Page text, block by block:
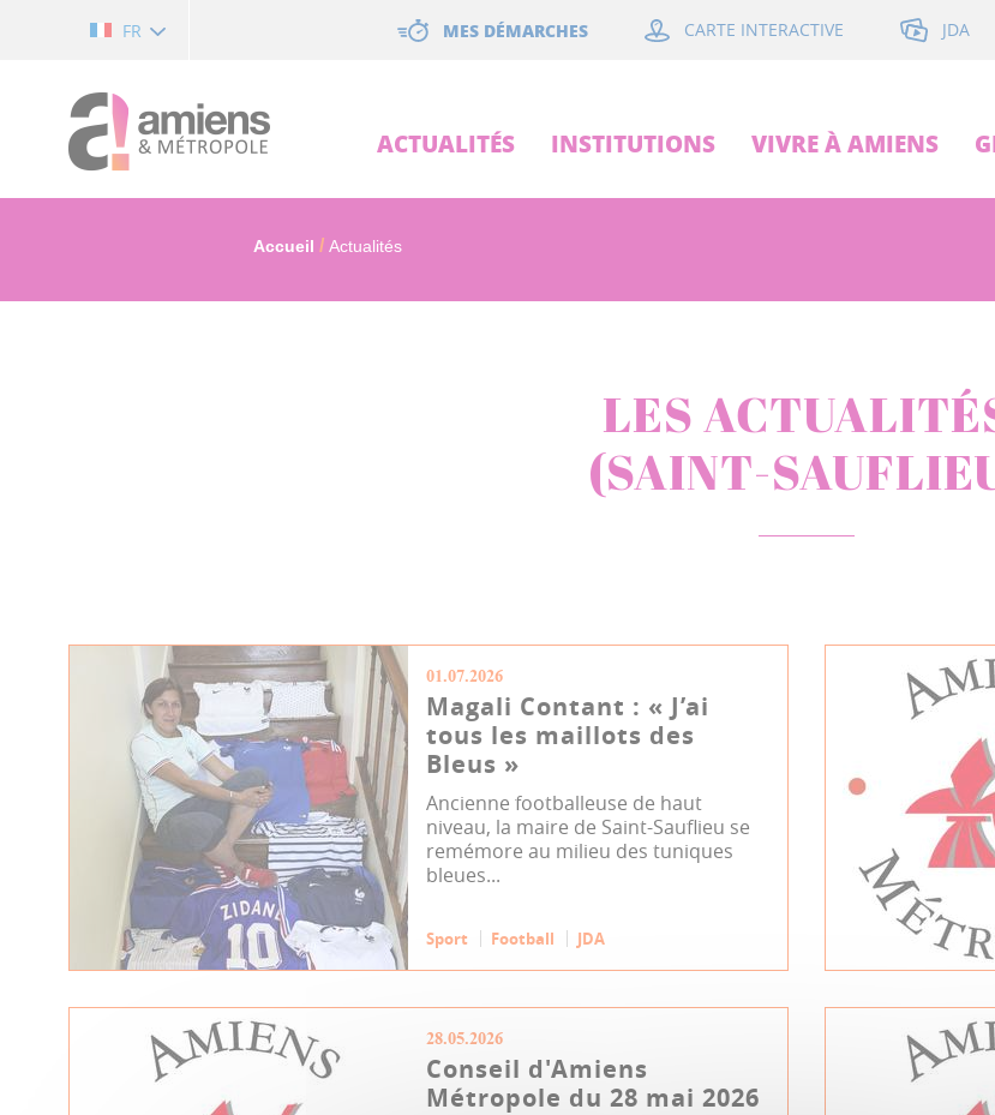
FR MES DÉMARCHES CARTE INTERACTIVE JDA
ACTUALITÉS INSTITUTIONS VIVRE À AMIENS
Accueil Actualités
LES
(SAINT-
01.07.2026
Magali Contant : « J’ai
tous les maillots des
Bleus »
Ancienne footballeuse de haut
niveau, la maire de Saint-Sauflieu se
remémore au milieu des tuniques
bleues...
Sport Football JDA
28.05.2026
Conseil d'Amiens
Métropole du 28 mai 2026